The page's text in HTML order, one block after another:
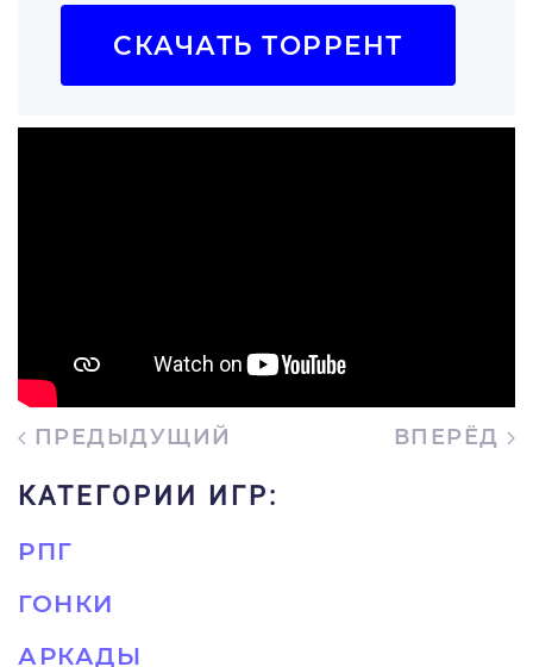
СКАЧАТЬ ТОРРЕНТ
ПРЕДЫДУЩИЙ ВПЕРЁД
КАТЕГОРИИ ИГР:
РПГ
ГОНКИ
АРКАДЫ